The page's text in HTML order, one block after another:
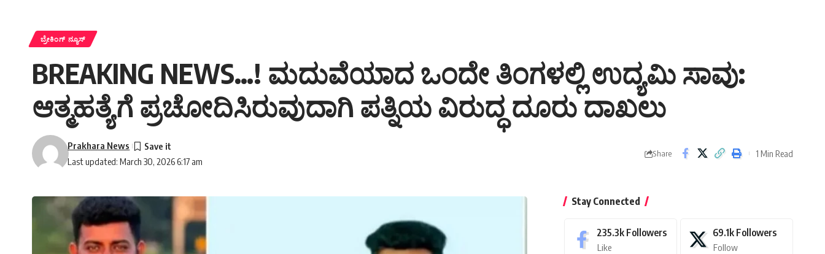
ಬ್ರೇಕಿಂಗ್ ನ್ಯೂಸ್
BREAKING NEWS…! ಮದುವೆಯಾದ ಒಂದೇ ತಿಂಗಳಲ್ಲಿ ಉದ್ಯಮಿ ಸಾವು:
ಆತ್ಮಹತ್ಯೆಗೆ ಪ್ರಚೋದಿಸಿರುವುದಾಗಿ ಪತ್ನಿಯ ವಿರುದ್ಧ ದೂರು ದಾಖಲು
Last updated: March 30, 2026 6:17 am
Prakhara News
Share 1 Min Read
Stay Connected
235.3k Followers
Like
69.1k Followers
Follow